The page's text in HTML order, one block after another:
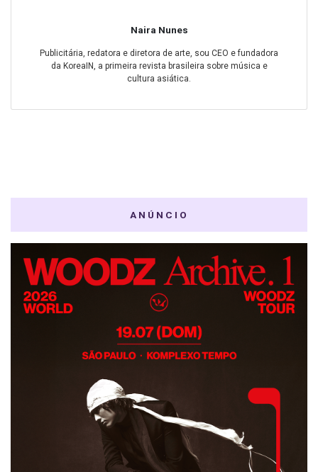
Naira Nunes
Publicitária, redatora e diretora de arte, sou CEO e fundadora
da KoreaIN, a primeira revista brasileira sobre música e
cultura asiática.
ANÚNCIO